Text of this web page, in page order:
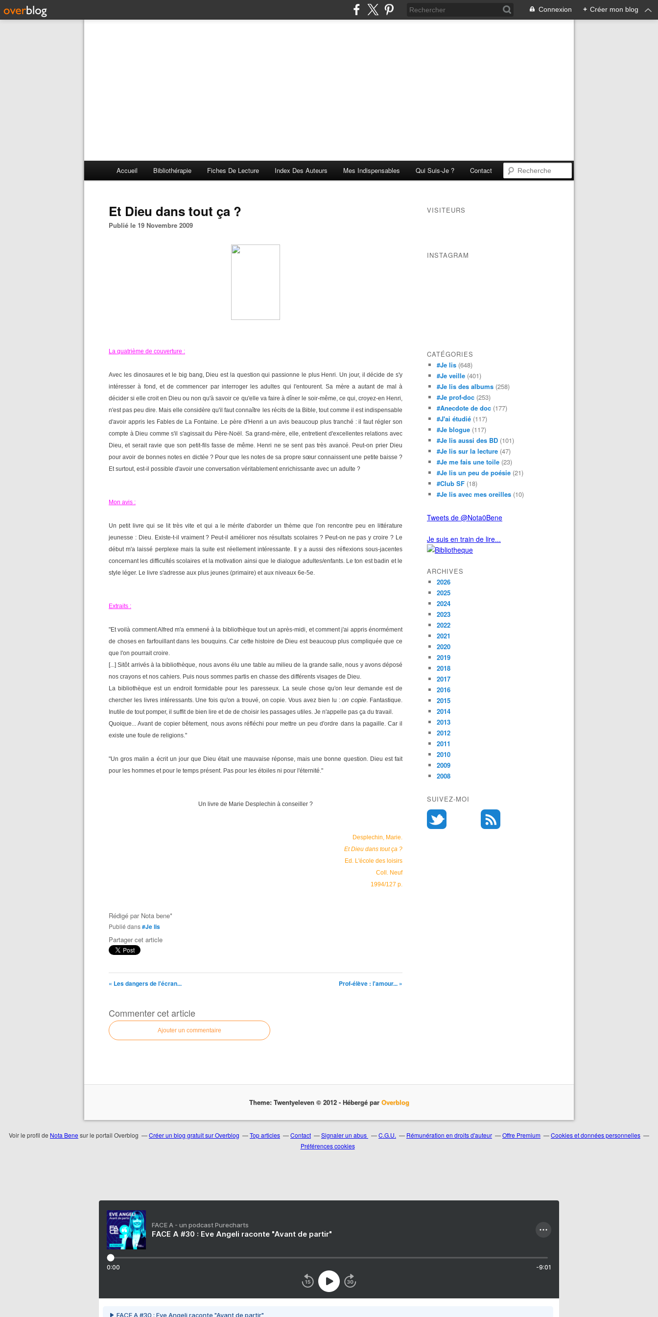
Connexion + Créer mon blog
Accueil Bibliothérapie Fiches De Lecture Index Des Auteurs Mes Indispensables Qui Suis-Je ? Contact
Et Dieu dans tout ça ?
Publié le 19 Novembre 2009
La quatrième de couverture :
Avec les dinosaures et le big bang, Dieu est la question qui passionne le plus Henri. Un jour, il décide de s'y
intéresser à fond, et de commencer par interroger les adultes qui l'entourent. Sa mère a autant de mal à
décider si elle croit en Dieu ou non qu'à savoir ce qu'elle va faire à dîner le soir-même, ce qui, croyez-en Henri,
n'est pas peu dire. Mais elle considère qu'il faut connaître les récits de la Bible, tout comme il est indispensable
d'avoir appris les Fables de La Fontaine. Le père d'Henri a un avis beaucoup plus tranché : il faut régler son
compte à Dieu comme s'il s'agissait du Père-Noël. Sa grand-mère, elle, entretient d'excellentes relations avec
Dieu, et serait ravie que son petit-fils fasse de même. Henri ne se sent pas très avancé. Peut-on prier Dieu
pour avoir de bonnes notes en dictée ? Pour que les notes de sa propre sœur connaissent une petite baisse ?
Et surtout, est-il possible d'avoir une conversation véritablement enrichissante avec un adulte ?
Mon avis :
Un petit livre qui se lit très vite et qui a le mérite d'aborder un thème que l'on rencontre peu en littérature
jeunesse : Dieu. Existe-t-il vraiment ? Peut-il améliorer nos résultats scolaires ? Peut-on ne pas y croire ? Le
début m'a laissé perplexe mais la suite est réellement intéressante. Il y a aussi des réflexions sous-jacentes
concernant les difficultés scolaires et la motivation ainsi que le dialogue adultes/enfants. Le ton est badin et le
style léger. Le livre s'adresse aux plus jeunes (primaire) et aux niveaux 6e-5e.
Extraits :
"Et voilà comment Alfred m'a emmené à la bibliothèque tout un après-midi, et comment j'ai appris énormément
de choses en farfouillant dans les bouquins. Car cette histoire de Dieu est beaucoup plus compliquée que ce
que l'on pourrait croire.
[...] Sitôt arrivés à la bibliothèque, nous avons élu une table au milieu de la grande salle, nous y avons déposé
nos crayons et nos cahiers. Puis nous sommes partis en chasse des différents visages de Dieu.
La bibliothèque est un endroit formidable pour les paresseux. La seule chose qu'on leur demande est de
chercher les livres intéressants. Une fois qu'on a trouvé, on copie. Vous avez bien lu :on copie. Fantastique.
Inutile de tout pomper, il suffit de bien lire et de de choisir les passages utiles. Je n'appelle pas ça du travail.
Quoique... Avant de copier bêtement, nous avons réfléchi pour mettre un peu d'ordre dans la pagaille. Car il
existe une foule de religions."
"Un gros malin a écrit un jour que Dieu était une mauvaise réponse, mais une bonne question. Dieu est fait
pour les hommes et pour le temps présent. Pas pour les étoiles ni pour l'éternité."
Un livre de Marie Desplechin à conseiller ?
Desplechin, Marie.
Et Dieu dans tout ça ?
Ed. L'école des loisirs
Coll. Neuf
1994/127 p.
Rédigé par Nota bene*
Publié dans#Je lis
Partager cet article
« Les dangers de l'écran... Prof-élève : l'amour... »
Commenter cet article
Ajouter un commentaire
VISITEURS
INSTAGRAM
CATÉGORIES
#Je lis (648)
#Je veille (401)
#Je lis des albums (258)
#Je prof-doc (253)
#Anecdote de doc (177)
#J'ai étudié (117)
#Je blogue (117)
#Je lis aussi des BD (101)
#Je lis sur la lecture (47)
#Je me fais une toile (23)
#Je lis un peu de poésie (21)
#Club SF (18)
#Je lis avec mes oreilles (10)
Tweets de @Nota0Bene
Je suis en train de lire...
ARCHIVES
2026
2025
2024
2023
2022
2021
2020
2019
2018
2017
2016
2015
2014
2013
2012
2011
2010
2009
2008
SUIVEZ-MOI
Theme: Twentyeleven © 2012 - Hébergé par Overblog
Voir le profil de Nota Bene sur le portail Overblog Créer un blog gratuit sur Overblog Top articles Contact Signaler un abus C.G.U. Rémunération en droits d'auteur Offre Premium
Cookies et données personnelles
Préférences cookies
FACE A - un podcast Purecharts
FACE A #30 : Eve Angeli raconte "Avant de partir"
0:00 -9:01
FACE A #30 : Eve Angeli raconte "Avant de partir"